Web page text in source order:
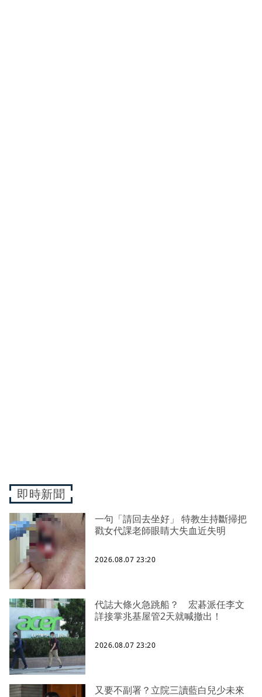
即時新聞
一句「請回去坐好」 特教生持斷掃把
戳女代課老師眼睛大失血近失明
2026.08.07 23:20
代誌大條火急跳船？ 宏碁派任李文
詳接掌兆基屋管2天就喊撤出！
2026.08.07 23:20
又要不副署？立院三讀藍白兒少未來